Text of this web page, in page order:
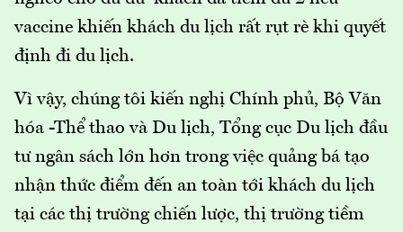
vaccine khiến khách du lịch rất rụt rè khi quyết
định đi du lịch.
Vì vậy, chúng tôi kiến nghị Chính phủ, Bộ Văn
hóa -Thể thao và Du lịch, Tổng cục Du lịch đầu
tư ngân sách lớn hơn trong việc quảng bá tạo
nhận thức điểm đến an toàn tới khách du lịch
tại các thị trường chiến lược, thị trường tiềm